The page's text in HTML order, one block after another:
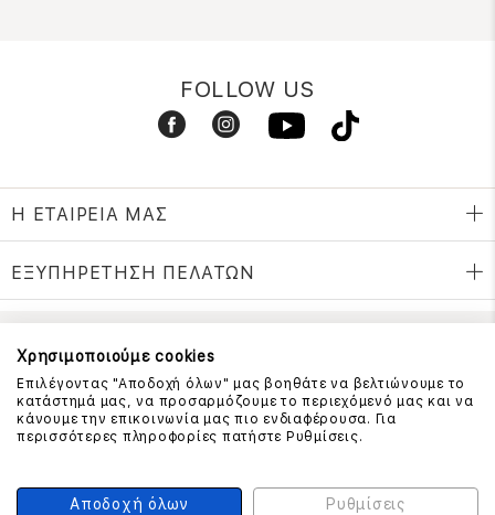
FOLLOW US
Η ΕΤΑΙΡΕΙΑ ΜΑΣ
ΕΞΥΠΗΡΕΤΗΣΗ ΠΕΛΑΤΩΝ
ΕΠΙΚΟΙΝΩΝΗΣΤΕ ΜΑΖΙ ΜΑΣ
210 999 4510
(Χρεώση μια αστική μονάδα από σταθερό)
ΑΣΦΑΛΕΙΑ ΣΥΝΑΛΛΑΓΩΝ
Χρησιμοποιούμε cookies
Επιλέγοντας "Αποδοχή όλων" μας βοηθάτε να βελτιώνουμε το
κατάστημά μας, να προσαρμόζουμε το περιεχόμενό μας και να
κάνουμε την επικοινωνία μας πιο ενδιαφέρουσα. Για
περισσότερες πληροφορίες πατήστε Ρυθμίσεις.
Αποδοχή όλων Ρυθμίσεις